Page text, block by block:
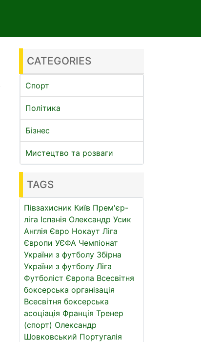
CATEGORIES
Спорт
Політика
Бізнес
Мистецтво та розваги
TAGS
Півзахисник Київ Прем'єр-
ліга Іспанія Олександр Усик
Англія Євро Нокаут Ліга
Європи УЄФА Чемпіонат
України з футболу Збірна
України з футболу Ліга
Футболіст Європа Всесвітня
боксерська організація
Всесвітня боксерська
асоціація Франція Тренер
(спорт) Олександр
Шовковський Португалія